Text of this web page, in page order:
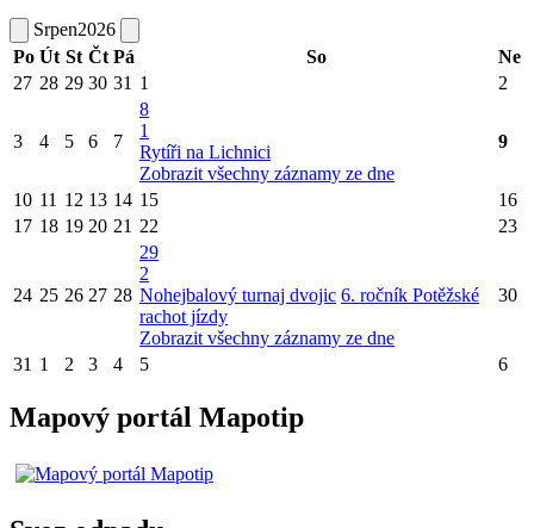
Srpen2026
Po Út St Čt Pá So
Ne
27 28 29 30 31 1 2
3 4 5 6 7
8
1
Rytíři na Lichnici
Zobrazit všechny záznamy ze dne
9
10 11 12 13 14 15
16
17 18 19 20 21 22 23
24 25 26 27 28
29
2
Nohejbalový turnaj dvojic 6. ročník Potěžské
rachot jízdy
Zobrazit všechny záznamy ze dne
30
31 1 2 3 4 5 6
Mapový portál Mapotip